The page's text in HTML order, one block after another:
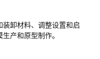
卸材料、调整设置和启
产和原型制作。